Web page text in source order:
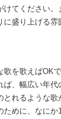
けてください
盛り上げる雰
歌を歌えばOK
ば、幅広い年
れるような
ために、なに